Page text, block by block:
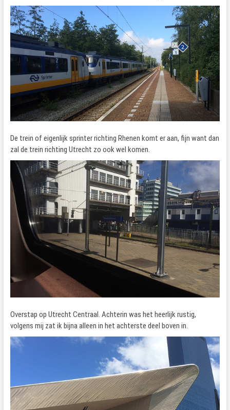
De trein of eigenlijk sprinter richting Rhenen komt er aan, fijn want dan
zal de trein richting Utrecht zo ook wel komen.
Overstap op Utrecht Centraal. Achterin was het heerlijk rustig,
volgens mij zat ik bijna alleen in het achterste deel boven in.